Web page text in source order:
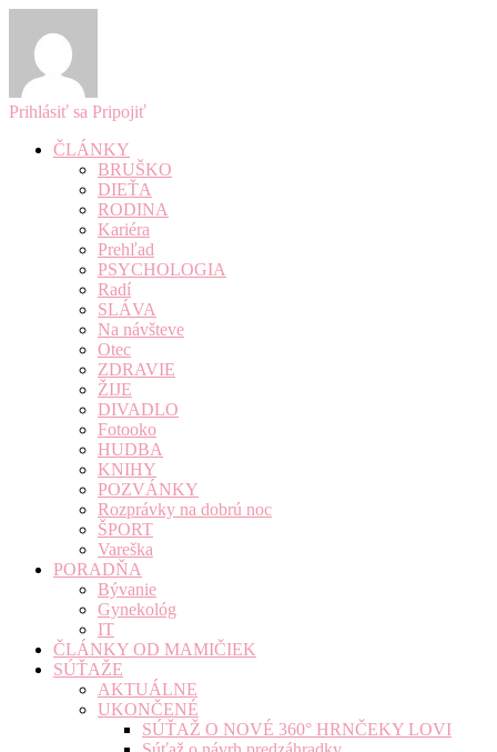
Prihlásiť sa Pripojiť
ČLÁNKY
BRUŠKO
DIEŤA
RODINA
Kariéra
Prehľad
PSYCHOLOGIA
Radí
SLÁVA
Na návšteve
Otec
ZDRAVIE
ŽIJE
DIVADLO
Fotooko
HUDBA
KNIHY
POZVÁNKY
Rozprávky na dobrú noc
ŠPORT
Vareška
PORADŇA
Bývanie
Gynekológ
IT
ČLÁNKY OD MAMIČIEK
SÚŤAŽE
AKTUÁLNE
UKONČENÉ
SÚŤAŽ O NOVÉ 360° HRNČEKY LOVI